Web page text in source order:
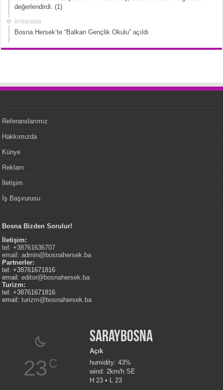
değerlendirdi: (1)
07/03/2020
Bosna Hersek’te “Balkan Gençlik Okulu” açıldı
Referanslarımız
Hakkımızda
Künye
Reklam
İletişim
İş Başvurusu
Bosna Bizden Sorulur!
İletişim:
tel: +38761636707
email:admin@bosnahersek.ba
Partnerler:
tel: +38761671816
email:editor@bosnahersek.ba
Turizm:
tel: +38761671816
email:turizm@bosnahersek.ba
23C
Saraybosna
Açık
humidity: 43%
wind: 2km/h SE
H 23 • L 23